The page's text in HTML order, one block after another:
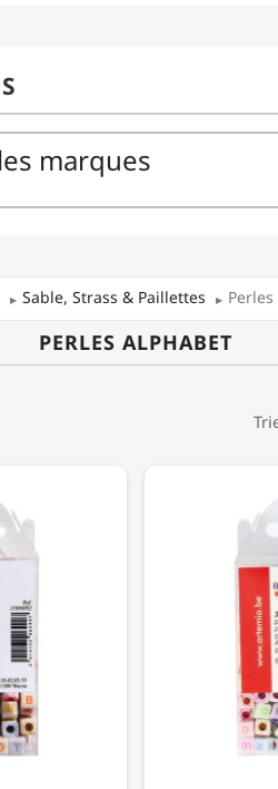
Sable, Strass & Paillettes
PERLES ALPHABET